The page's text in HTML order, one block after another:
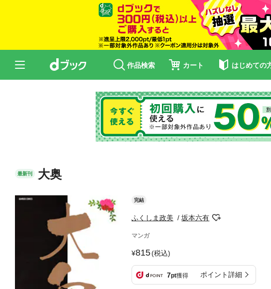
作品検索 カート はじめての
最新刊 大奥
完結
ふくしま政美 坂本六有
マンガ
815(税込)
7pt獲得 ポイント詳細